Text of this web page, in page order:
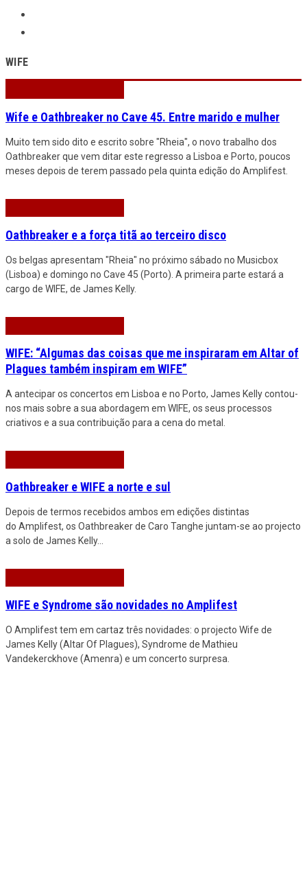
WIFE
Wife e Oathbreaker no Cave 45. Entre marido e mulher
Muito tem sido dito e escrito sobre "Rheia", o novo trabalho dos
Oathbreaker que vem ditar este regresso a Lisboa e Porto, poucos
meses depois de terem passado pela quinta edição do Amplifest.
Oathbreaker e a força titã ao terceiro disco
Os belgas apresentam "Rheia" no próximo sábado no Musicbox
(Lisboa) e domingo no Cave 45 (Porto). A primeira parte estará a
cargo de WIFE, de James Kelly.
WIFE: “Algumas das coisas que me inspiraram em Altar of
Plagues também inspiram em WIFE”
A antecipar os concertos em Lisboa e no Porto, James Kelly contou-
nos mais sobre a sua abordagem em WIFE, os seus processos
criativos e a sua contribuição para a cena do metal.
Oathbreaker e WIFE a norte e sul
Depois de termos recebidos ambos em edições distintas
do Amplifest, os Oathbreaker de Caro Tanghe juntam-se ao projecto
a solo de James Kelly...
WIFE e Syndrome são novidades no Amplifest
O Amplifest tem em cartaz três novidades: o projecto Wife de
James Kelly (Altar Of Plagues), Syndrome de Mathieu
Vandekerckhove (Amenra) e um concerto surpresa.